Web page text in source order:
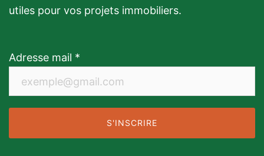
utiles pour vos projets immobiliers.
Adresse mail *